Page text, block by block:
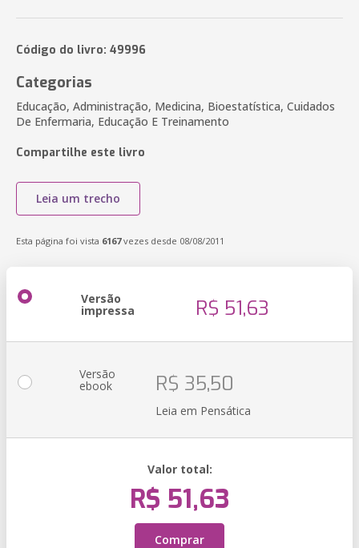
Código do livro: 49996
Categorias
Educação, Administração, Medicina, Bioestatística, Cuidados
De Enfermaria, Educação E Treinamento
Compartilhe este livro
Leia um trecho
Esta página foi vista 6167vezes desde 08/08/2011
Versão
impressa R$ 51,63
Versão
ebook R$ 35,50
Leia em Pensática
Valor total:
R$ 51,63
Comprar